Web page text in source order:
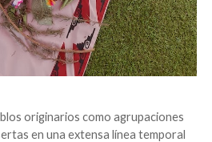
originarios como agrupaciones
en una extensa línea temporal